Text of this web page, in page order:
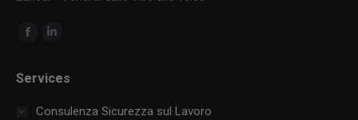
Ci puoi trovare su:
Facebook
opensopens
Services
Consulenza Sicurezza sul Lavoro